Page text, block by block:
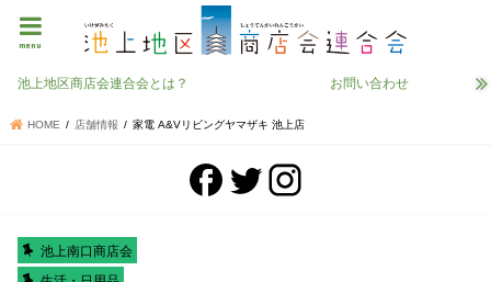
menu
池上地区商店会連合会とは？ お問い合わせ
HOME 店舗情報 家電 A&Vリビングヤマザキ 池上店
池上南口商店会